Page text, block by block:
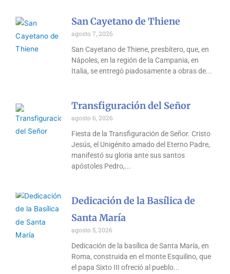
San Cayetano de Thiene
agosto 7, 2026
San Cayetano de Thiene, presbítero, que, en
Nápoles, en la región de la Campania, en
Italia, se entregó piadosamente a obras de
Transfiguración del Señor
agosto 6, 2026
Fiesta de la Transfiguración de Señor. Cristo
Jesús, el Unigénito amado del Eterno Padre,
manifestó su gloria ante sus santos
apóstoles Pedro,
Dedicación de la Basílica de
Santa María
agosto 5, 2026
Dedicación de la basílica de Santa María, en
Roma, construida en el monte Esquilino, que
el papa Sixto III ofreció al pueblo